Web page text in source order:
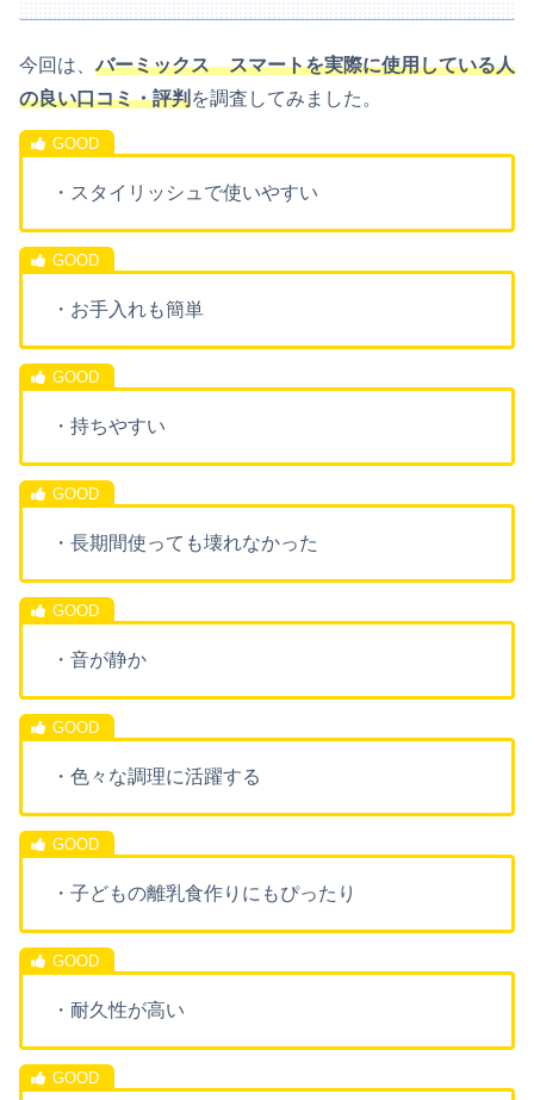
今回は、バーミックス スマートを実際に使用している人
の良い口コミ・評判を調査してみました。
・スタイリッシュで使いやすい
・お手入れも簡単
・持ちやすい
・長期間使っても壊れなかった
・音が静か
・色々な調理に活躍する
・子どもの離乳食作りにもぴったり
・耐久性が高い